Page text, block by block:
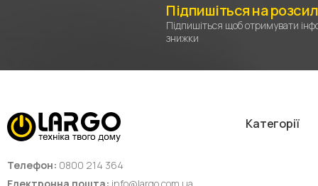
Підпишіться на
Підпишіться щоб отримувати
знижки
Телефон: 0800 214 364
Категорії